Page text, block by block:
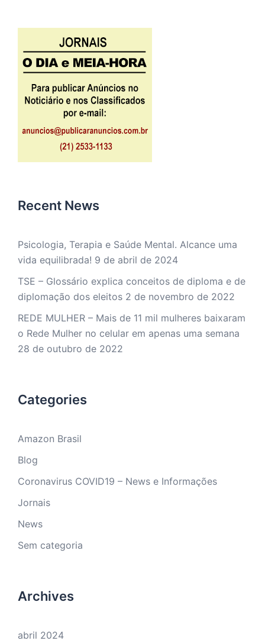
Recent News
Psicologia, Terapia e Saúde Mental. Alcance uma
vida equilibrada! 9 de abril de 2024
TSE – Glossário explica conceitos de diploma e de
diplomação dos eleitos 2 de novembro de 2022
REDE MULHER – Mais de 11 mil mulheres baixaram
o Rede Mulher no celular em apenas uma semana
28 de outubro de 2022
Categories
Amazon Brasil
Blog
Coronavirus COVID19 – News e Informações
Jornais
News
Sem categoria
Archives
abril 2024